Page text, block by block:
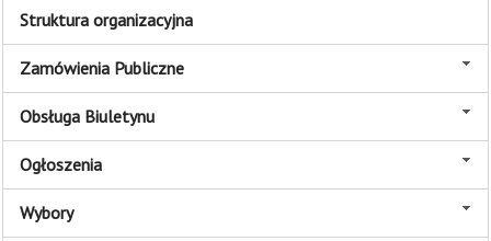
Struktura organizacyjna
Zamówienia Publiczne
Obsługa Biuletynu
Ogłoszenia
Wybory